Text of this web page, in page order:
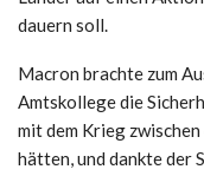
dauern soll.
Macron brachte zum
Amtskollege die
mit dem Krieg
hätten, und dankte der